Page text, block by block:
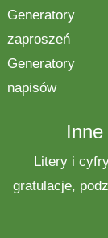
Generatory
zaproszeń
Generatory
napisów
Litery i
gratulacje,